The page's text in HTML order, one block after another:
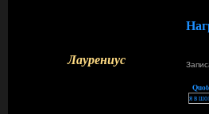
Лаурениус
я в